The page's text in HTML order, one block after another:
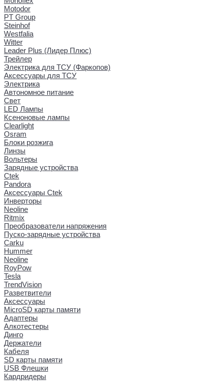
Motodor
PT Group
Steinhof
Westfalia
Witter
Leader Plus (Лидер Плюс)
Трейлер
Электрика для ТСУ (Фаркопов)
Аксессуары для ТСУ
Электрика
Автономное питание
Свет
LED Лампы
Ксеноновые лампы
Clearlight
Osram
Блоки розжига
Линзы
Вольтеры
Зарядные устройства
Ctek
Pandora
Аксессуары Ctek
Инверторы
Neoline
Ritmix
Преобразователи напряжения
Пуско-зарядные устройства
Carku
Hummer
Neoline
RoyPow
Tesla
TrendVision
Разветвители
Аксессуары
MicroSD карты памяти
Адаптеры
Алкотестеры
Динго
Держатели
Кабеля
SD карты памяти
USB Флешки
Кардридеры